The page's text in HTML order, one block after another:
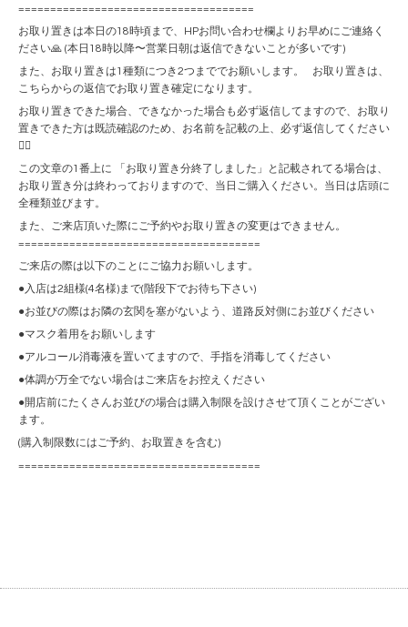
=====================================
お取り置きは本日の18時頃まで、HPお問い合わせ欄よりお早めにご連絡く
ださい🙏 (本日18時以降〜営業日朝は返信できないことが多いです)
また、お取り置きは1種類につき2つまででお願いします。 お取り置きは、
こちらからの返信でお取り置き確定になります。
お取り置きできた場合、できなかった場合も必ず返信してますので、お取り
置きできた方は既読確認のため、お名前を記載の上、必ず返信してください
🙇‍♀️
この文章の1番上に 「お取り置き分終了しました」と記載されてる場合は、
お取り置き分は終わっておりますので、当日ご購入ください。当日は店頭に
全種類並びます。
また、ご来店頂いた際にご予約やお取り置きの変更はできません。
======================================
ご来店の際は以下のことにご協力お願いします。
●入店は2組様(4名様)まで(階段下でお待ち下さい)
●お並びの際はお隣の玄関を塞がないよう、道路反対側にお並びください
●マスク着用をお願いします
●アルコール消毒液を置いてますので、手指を消毒してください
●体調が万全でない場合はご来店をお控えください
●開店前にたくさんお並びの場合は購入制限を設けさせて頂くことがござい
ます。
(購入制限数にはご予約、お取置きを含む)
======================================